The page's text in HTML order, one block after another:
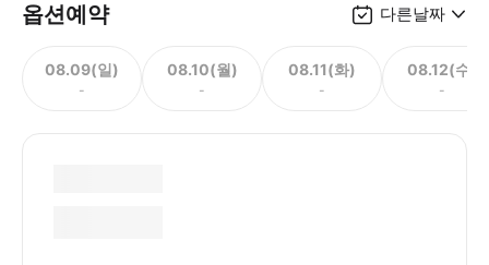
옵션예약 다른날짜
08.09(일)
-
08.10(월)
-
08.11(화)
-
08.12(수)
-